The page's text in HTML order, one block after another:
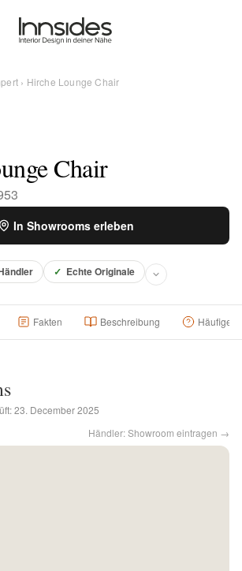
› Hirche Lounge Chair
Chair
In Showrooms erleben
✓ Echte Originale
Fakten Beschreibung Häufige
23. December 2025
Händler: Showroom eintragen →